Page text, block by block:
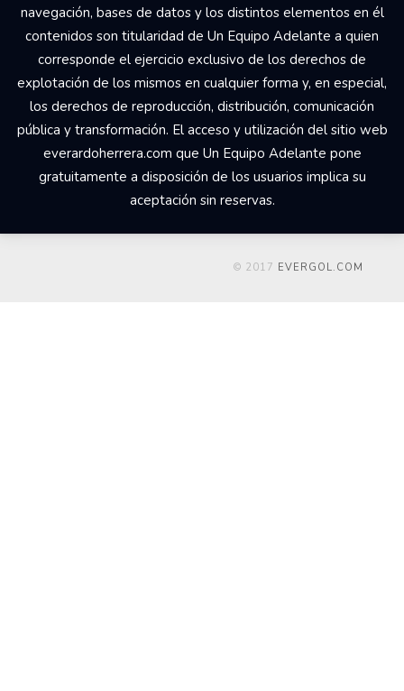
navegación, bases de datos y los distintos elementos en él
contenidos son titularidad de Un Equipo Adelante a quien
corresponde el ejercicio exclusivo de los derechos de
explotación de los mismos en cualquier forma y, en especial,
los derechos de reproducción, distribución, comunicación
pública y transformación. El acceso y utilización del sitio web
everardoherrera.com que Un Equipo Adelante pone
gratuitamente a disposición de los usuarios implica su
aceptación sin reservas.
© 2017 EVERGOL.COM